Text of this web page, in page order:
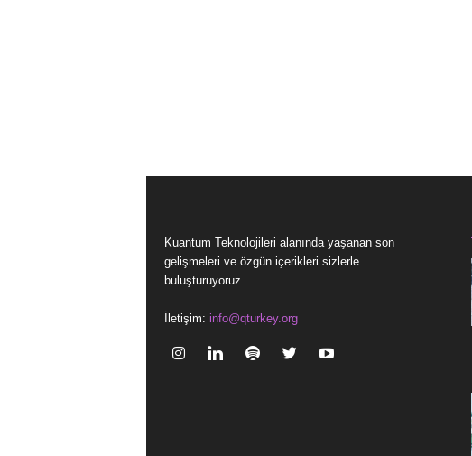
Kuantum Teknolojileri alanında yaşanan son
gelişmeleri ve özgün içerikleri sizlerle
buluşturuyoruz.
İletişim: info@qturkey.org